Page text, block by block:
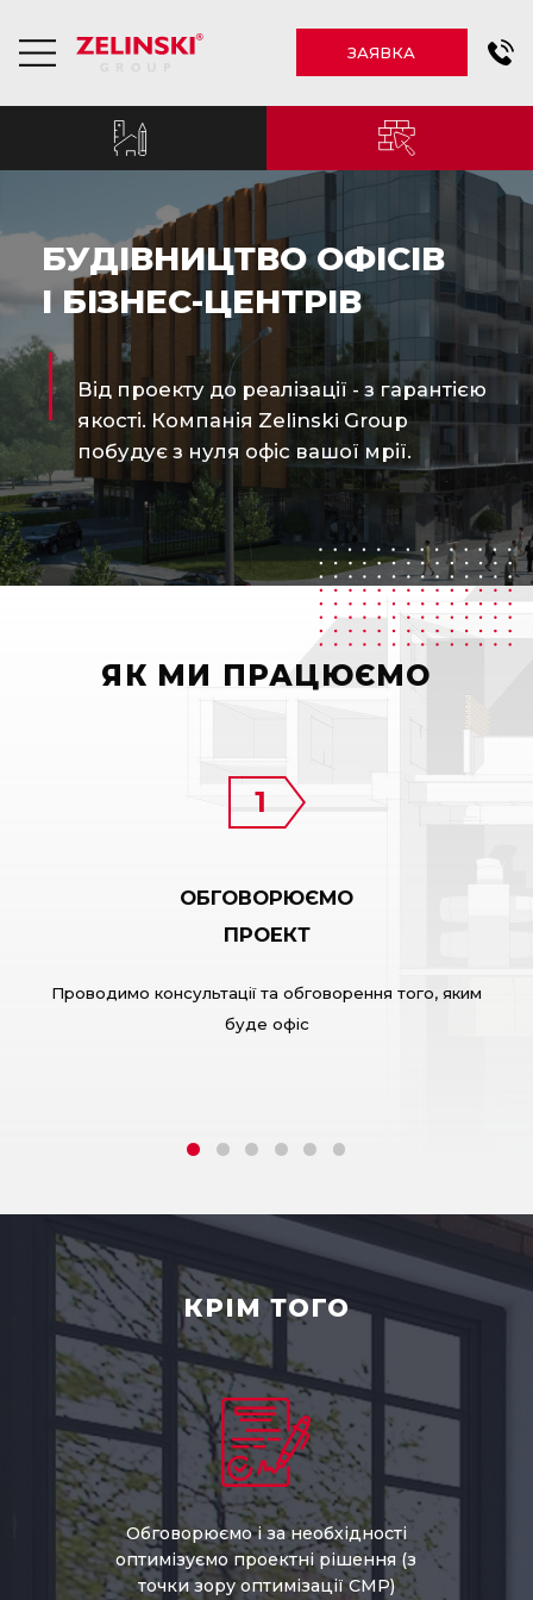
ЗАЯВКА
БУДІВНИЦТВО ОФІСІВ
І БІЗНЕС-ЦЕНТРІВ
Від проекту до реалізації - з гарантією
якості. Компанія Zelinski Group
побудує з нуля офіс вашої мрії.
ЯК МИ ПРАЦЮЄМО
ОБГОВОРЮЄМО
ПРОЕКТ
Проводимо консультації та обговорення того, яким
буде офіс
КРІМ ТОГО
Обговорюємо і за необхідності
оптимізуємо проектні рішення (з
точки зору оптимізації СМР)